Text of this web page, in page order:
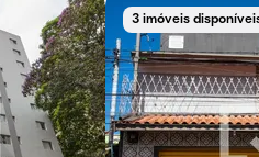
3 imóveis